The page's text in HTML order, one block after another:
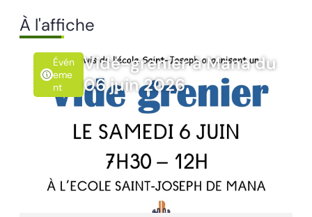
À l'affiche
Évén
Eme
Nt
Vide-grenier à Mana du
06 juin 2026